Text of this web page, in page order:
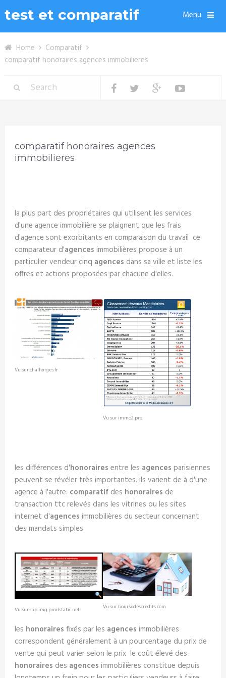
test et comparatif Menu
Home
Comparatif
comparatif honoraires agences immobilieres
comparatif honoraires agences
immobilieres
la plus part des propriétaires qui utilisent les services
d'une agence immobilière se plaignent que les frais
d'agence sont exorbitants en comparaison du travail ce
comparateur d'agences immobilières propose à un
particulier vendeur cinq agences dans sa ville et liste les
offres et actions proposées par chacune d'elles.
Vu sur challenges.fr
Vu sur immo2.pro
les différences d'honoraires entre les agences parisiennes
peuvent se révéler très importantes. ils varient de à d'une
agence à l'autre. comparatifdes honoraires de
transaction ttc relevés dans les vitrines ou les sites
internet d'agences immobilières du secteur concernant
des mandats simples
Vu sur cap.img.pmdstatic.net Vu sur boursedescredits.com
les honoraires fixés par les agences immobilières
correspondent généralement à un pourcentage du prix de
vente qui peut varier selon le prix le coût élevé des
honoraires des agences immobilières constitue depuis